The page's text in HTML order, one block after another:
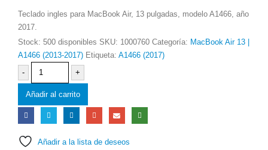
Teclado ingles para MacBook Air, 13 pulgadas, modelo A1466, año
2017.
Stock: 500 disponibles SKU: 1000760 Categoría: MacBook Air 13 |
A1466 (2013-2017) Etiqueta: A1466 (2017)
-
+
Añadir al carrito
Añadir a la lista de deseos